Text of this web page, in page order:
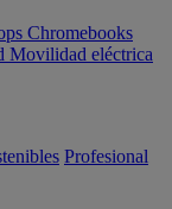
Chromebooks
Movilidad eléctrica
Profesional